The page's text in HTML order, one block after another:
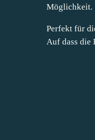
Möglichkeit.
Perfekt für
Auf dass die